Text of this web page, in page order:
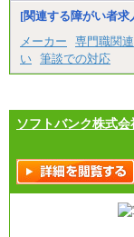
※試
中途：
（１
月給
想定
・
対象
（３）
月給
想定
年収
・
[関連する障がい者
メーカー
専門職関連
い 筆談での対応
ソフトバンク株式会